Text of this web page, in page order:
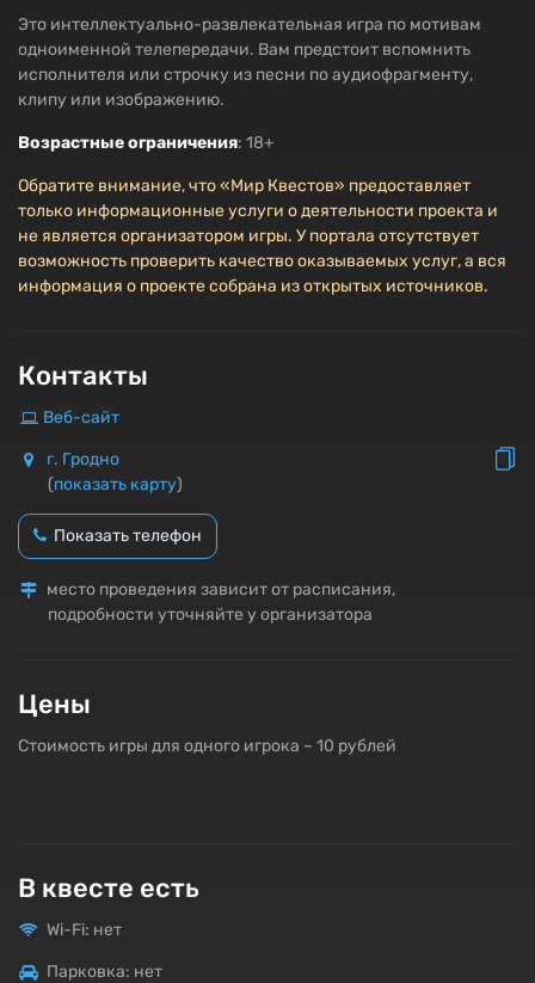
Это интеллектуально-развлекательная игра по мотивам
одноименной телепередачи. Вам предстоит вспомнить
исполнителя или строчку из песни по аудиофрагменту,
клипу или изображению.
Возрастные ограничения: 18+
Обратите внимание, что «Мир Квестов» предоставляет
только информационные услуги о деятельности проекта и
не является организатором игры. У портала отсутствует
возможность проверить качество оказываемых услуг, а вся
информация о проекте собрана из открытых источников.
Контакты
Веб-сайт
г. Гродно
(показать карту)
Показать телефон
место проведения зависит от расписания,
подробности уточняйте у организатора
Цены
Стоимость игры для одного игрока – 10 рублей
В квесте есть
Wi-Fi: нет
Парковка: нет